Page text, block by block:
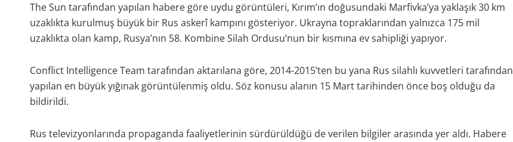
The Sun tarafından yapılan habere göre uydu görüntüleri, Kırım’ın doğusundaki Marfivka’ya yaklaşık 30 km
uzaklıkta kurulmuş büyük bir Rus askerî kampını gösteriyor. Ukrayna topraklarından yalnızca 175 mil
uzaklıkta olan kamp, Rusya’nın 58. Kombine Silah Ordusu’nun bir kısmına ev sahipliği yapıyor.
Conflict Intelligence Team tarafından aktarılana göre, 2014-2015’ten bu yana Rus silahlı kuvvetleri tarafından
yapılan en büyük yığınak görüntülenmiş oldu. Söz konusu alanın 15 Mart tarihinden önce boş olduğu da
bildirildi.
Rus televizyonlarında propaganda faaliyetlerinin sürdürüldüğü de verilen bilgiler arasında yer aldı. Habere